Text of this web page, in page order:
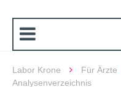
Labor Krone Für Ärzte
Analysenverzeichnis